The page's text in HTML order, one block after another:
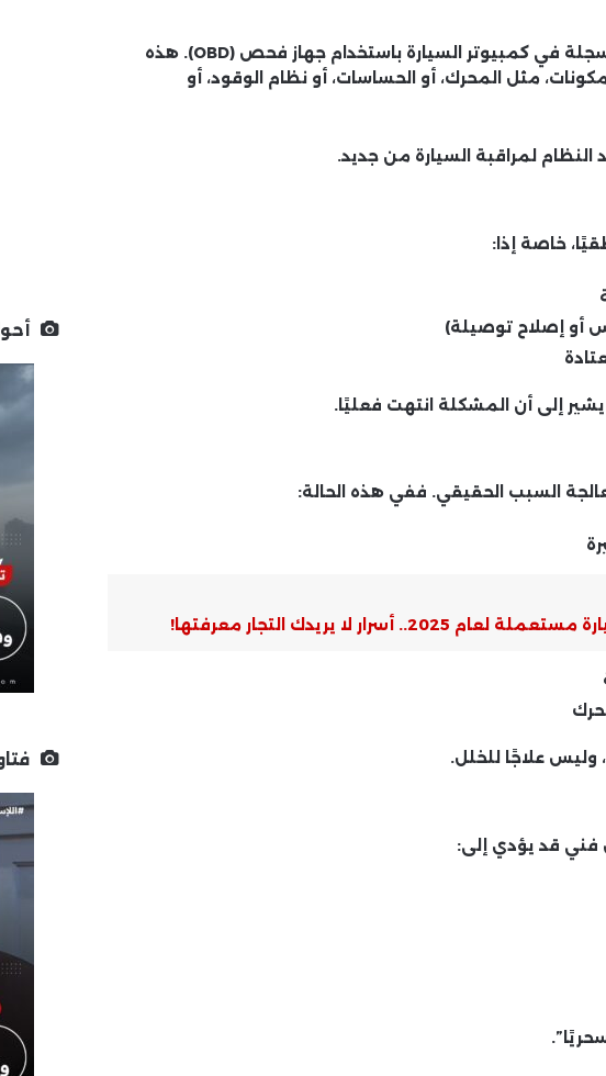
مسح الأعطال هو عملية حذف رموز الخطأ المسجلة في كمبيوتر السيارة باستخدام جهاز فحص (OBD). هذه
مثل المحرك، أو الحساسات، أو نظام الوقود، أو
لمراقبة السيارة من جديد.
خاصة إذا:
أو إصلاح توصيلة)
إلى أن المشكلة انتهت فعليًا.
السبب الحقيقي. ففي هذه الحالة:
لا يريدك التجار معرفتها!
وليس علاجًا للخلل.
فني قد يؤدي إلى: